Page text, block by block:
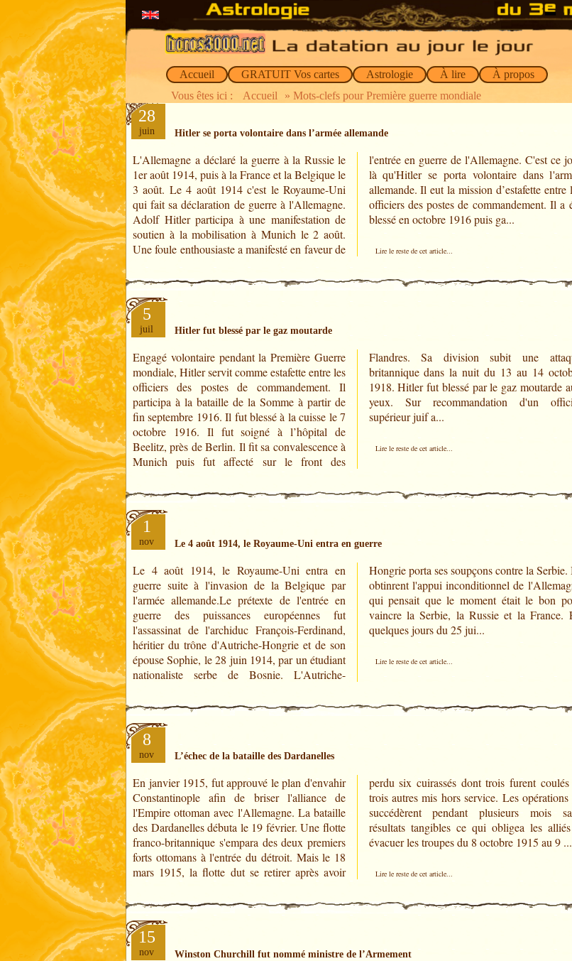
Accueil GRATUIT Vos cartes Astrologie À lire
À propos
Vous êtes ici :
Accueil » Mots-clefs pour Première guerre mondiale
28
juin Hitler se porta volontaire dans l’armée allemande
L'Allemagne a déclaré la guerre à la Russie le
1er août 1914, puis à la France et la Belgique le
3 août. Le 4 août 1914 c'est le Royaume-Uni
qui fait sa déclaration de guerre à l'Allemagne.
Adolf Hitler participa à une manifestation de
soutien à la mobilisation à Munich le 2 août.
Une foule enthousiaste a manifesté en faveur de
l'entrée en guerre de l'Allemagne. C'est ce jour
là qu'Hitler se porta volontaire dans l'armée
allemande. Il eut la mission d’estafette entre les
officiers des postes de commandement. Il a été
blessé en octobre 1916 puis ga...
Lire le reste de cet article...
5
juil Hitler fut blessé par le gaz moutarde
Engagé volontaire pendant la Première Guerre
mondiale, Hitler servit comme estafette entre les
officiers des postes de commandement. Il
participa à la bataille de la Somme à partir de
fin septembre 1916. Il fut blessé à la cuisse le 7
octobre 1916. Il fut soigné à l’hôpital de
Beelitz, près de Berlin. Il fit sa convalescence à
Munich puis fut affecté sur le front des
Flandres. Sa division subit une attaque
britannique dans la nuit du 13 au 14 octobre
1918. Hitler fut blessé par le gaz moutarde aux
yeux. Sur recommandation d'un officier
supérieur juif a...
Lire le reste de cet article...
1
nov Le 4 août 1914, le Royaume-Uni entra en guerre
Le 4 août 1914, le Royaume-Uni entra en
guerre suite à l'invasion de la Belgique par
l'armée allemande.Le prétexte de l'entrée en
guerre des puissances européennes fut
l'assassinat de l'archiduc François-Ferdinand,
héritier du trône d'Autriche-Hongrie et de son
épouse Sophie, le 28 juin 1914, par un étudiant
nationaliste serbe de Bosnie. L'Autriche-
Hongrie porta ses soupçons contre la Serbie. Ils
obtinrent l'appui inconditionnel de l'Allemagne
qui pensait que le moment était le bon pour
vaincre la Serbie, la Russie et la France. En
quelques jours du 25 jui...
Lire le reste de cet article...
8
nov L’échec de la bataille des Dardanelles
En janvier 1915, fut approuvé le plan d'envahir
Constantinople afin de briser l'alliance de
l'Empire ottoman avec l'Allemagne. La bataille
des Dardanelles débuta le 19 février. Une flotte
franco-britannique s'empara des deux premiers
forts ottomans à l'entrée du détroit. Mais le 18
mars 1915, la flotte dut se retirer après avoir
perdu six cuirassés dont trois furent coulés et
trois autres mis hors service. Les opérations se
succédèrent pendant plusieurs mois sans
résultats tangibles ce qui obligea les alliés à
évacuer les troupes du 8 octobre 1915 au 9 ...
Lire le reste de cet article...
15
nov Winston Churchill fut nommé ministre de l’Armement